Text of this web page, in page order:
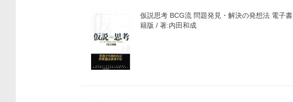
仮説思考 BCG流 問題発見・解決の発想法 電子書
籍版 / 著:内田和成